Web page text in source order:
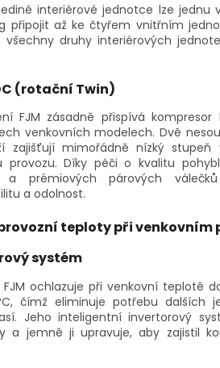
interiérové jednotce lze jednu
připojit až ke čtyřem vnitřním
všechny druhy interiérových
(rotační Twin)
FJM zásadně přispívá kompresor
venkovních modelech. Dvě
zajišťují mimořádně nízký stupeň
provozu. Díky péči o kvalitu
a prémiových párových
a odolnost.
teploty při venkovním
systém
ochlazuje při venkovní teplotě
čímž eliminuje potřebu dalších
Jeho inteligentní invertorový
a jemně ji upravuje, aby zajistil